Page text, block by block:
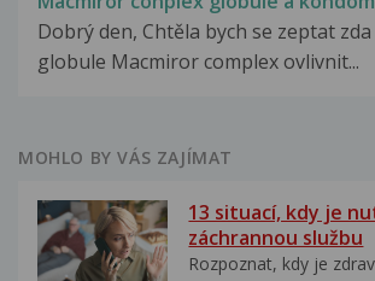
Dobrý den, Chtěla bych se zeptat
globule Macmiror complex ovlivnit...
MOHLO BY VÁS ZAJÍMAT
13 situací, kdy je
záchrannou službu
Rozpoznat, kdy je